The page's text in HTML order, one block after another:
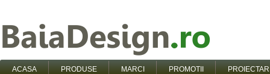
ACASA PRODUSE MARCI PROMOTII